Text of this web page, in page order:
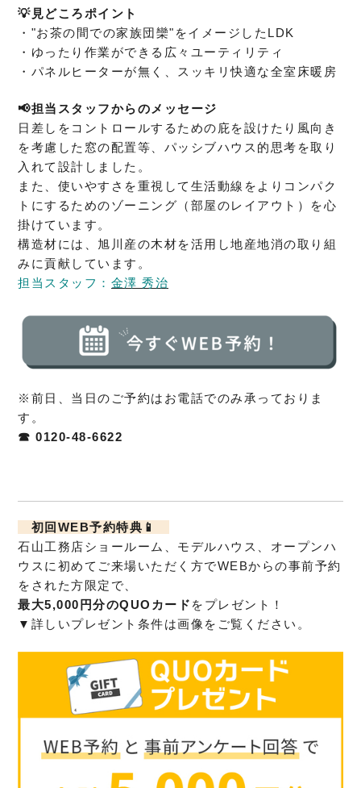
💡見どころポイント
・"お茶の間での家族団欒"をイメージしたLDK
・ゆったり作業ができる広々ユーティリティ
・パネルヒーターが無く、スッキリ快適な全室床暖房
📢担当スタッフからのメッセージ
日差しをコントロールするための庇を設けたり風向き
を考慮した窓の配置等、パッシブハウス的思考を取り
入れて設計しました。
また、使いやすさを重視して生活動線をよりコンパク
トにするためのゾーニング（部屋のレイアウト）を心
掛けています。
構造材には、旭川産の木材を活用し地産地消の取り組
みに貢献しています。
担当スタッフ： 金澤 秀治
※前日、当日のご予約はお電話でのみ承っておりま
す。
☎ 0120-48-6622
初回WEB予約特典📱
石山工務店ショールーム、モデルハウス、オープンハ
ウスに初めてご来場いただく方でWEBからの事前予約
をされた方限定で、
最大5,000円分のQUOカード をプレゼント！
▼詳しいプレゼント条件は画像をご覧ください。